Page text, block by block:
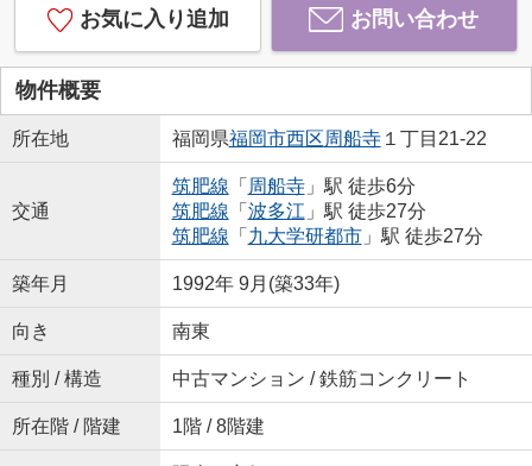
お気に入り追加 お問い合わせ
物件概要
所在地 福岡県福岡市西区周船寺１丁目21-22
交通
筑肥線 「 周船寺」駅 徒歩6分
筑肥線 「 波多江 」駅 徒歩27分
筑肥線 「 九大学研都市」駅 徒歩27分
築年月 1992年 9月(築33年)
向き 南東
種別 / 構造 中古マンション / 鉄筋コンクリート
所在階 / 階建 1階 / 8階建